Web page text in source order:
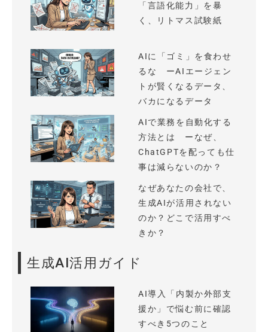
「言語化能力」を暴
く、リトマス試験紙
AIに「ゴミ」を食わせ
るな ーAIエージェン
トが賢くなるデータ、
バカになるデータ
AIで業務を自動化する
方法とは ーなぜ、
ChatGPTを配っても仕
事は減らないのか？
なぜあなたの会社で、
生成AIが活用されない
のか？どこで活用すべ
きか？
生成AI活用ガイド
AI導入「内製か外部支
援か」で悩む前に確認
すべき5つのこと